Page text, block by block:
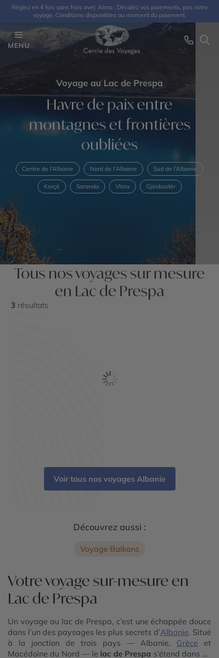
Réglez en 4 fois sans frais avec Alma : Décalez vos paiements, pas votre
voyage. Conditions disponibles au moment du paiement.
MENU
Voyage au Lac de Prespa
Havre de paix entre
montagnes et frontières
oubliées
Centre de l’Albanie Nord de l'Albanie Sud de l’Albanie
Korçë Saranda Vlora Gjirokastër
Tous nos voyages sur mesure
en Lac de Prespa
3 résultats
Voir tous nos voyages Albanie
Découvrez aussi :
Voyage Balkans
Votre voyage sur-mesure en
Lac de Prespa
Un voyage au lac de Prespa, c’est une échappée douce
dans l’un des paysages les plus secrets d’Albanie. Situé
à la jonction de trois pays — Albanie, Grèce et
Macédoine du Nord — le lac de Prespa s’étend dans un